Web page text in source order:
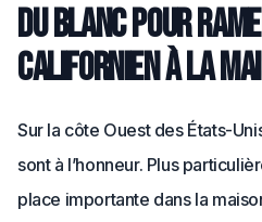
Du blanc pour
californien à la
Sur la côte Ouest des États-
sont à l’honneur. Plus
place importante dans la